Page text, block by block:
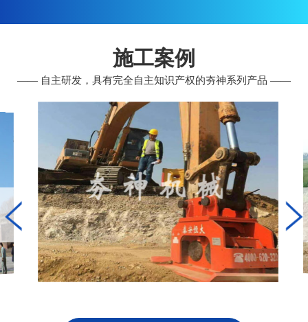
施工案例
—— 自主研发，具有完全自主知识产权的夯神系列产品 ——